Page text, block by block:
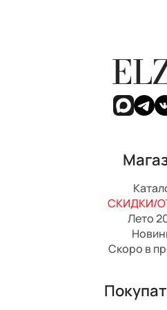
СКИДКИ/
Лето
Скоро в